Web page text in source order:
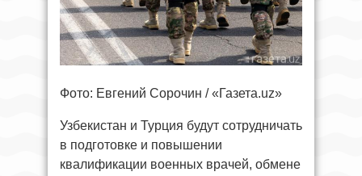
Фото: Евгений Сорочин / «Газета.uz»
Узбекистан и Турция будут сотрудничать
в подготовке и повышении
квалификации военных врачей, обмене